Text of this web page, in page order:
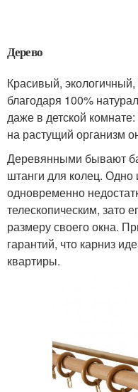
Дерево
Красивый,
благодаря 100%
даже в детской
на растущий организм
Деревянными бывают
штанги для колец. Одно
одновременно
телескопическим, зато
размеру своего окна.
гарантий, что карниз
квартиры.